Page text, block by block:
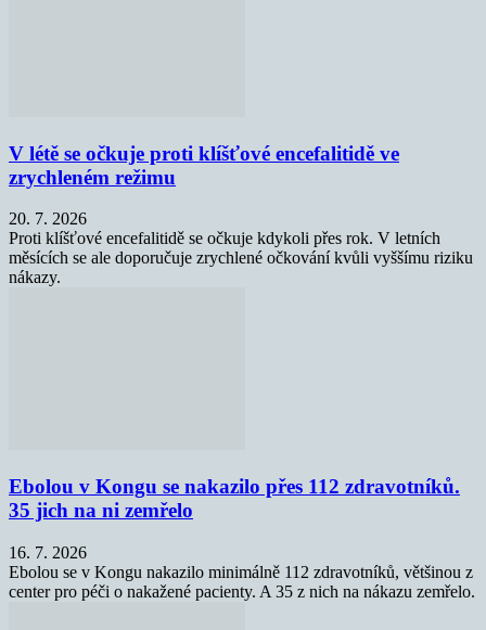
V létě se očkuje proti klíšťové encefalitidě ve
zrychleném režimu
20. 7. 2026
Proti klíšťové encefalitidě se očkuje kdykoli přes rok. V letních
měsících se ale doporučuje zrychlené očkování kvůli vyššímu riziku
nákazy.
Ebolou v Kongu se nakazilo přes 112 zdravotníků.
35 jich na ni zemřelo
16. 7. 2026
Ebolou se v Kongu nakazilo minimálně 112 zdravotníků, většinou z
center pro péči o nakažené pacienty. A 35 z nich na nákazu zemřelo.